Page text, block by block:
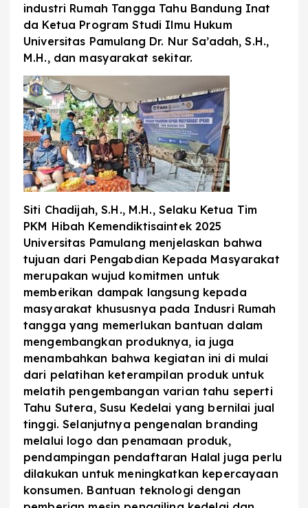
industri Rumah Tangga Tahu Bandung Inat
da Ketua Program Studi Ilmu Hukum
Universitas Pamulang Dr. Nur Sa’adah, S.H.,
M.H., dan masyarakat sekitar.
Siti Chadijah, S.H., M.H., Selaku Ketua Tim
PKM Hibah Kemendiktisaintek 2025
Universitas Pamulang menjelaskan bahwa
tujuan dari Pengabdian Kepada Masyarakat
merupakan wujud komitmen untuk
memberikan dampak langsung kepada
masyarakat khususnya pada Indusri Rumah
tangga yang memerlukan bantuan dalam
mengembangkan produknya, ia juga
menambahkan bahwa kegiatan ini di mulai
dari pelatihan keterampilan produk untuk
melatih pengembangan varian tahu seperti
Tahu Sutera, Susu Kedelai yang bernilai jual
tinggi. Selanjutnya pengenalan branding
melalui logo dan penamaan produk,
pendampingan pendaftaran Halal juga perlu
dilakukan untuk meningkatkan kepercayaan
konsumen. Bantuan teknologi dengan